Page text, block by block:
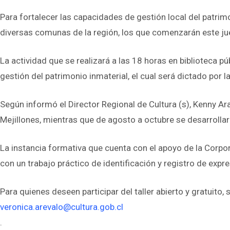
Para fortalecer las capacidades de gestión local del
diversas comunas de la región, los que comenzarán este
La actividad que se realizará a las 18 horas en biblioteca
gestión del patrimonio inmaterial, el cual será dictado por
Según informó el Director Regional de Cultura (s), Kenny
Mejillones, mientras que de agosto a octubre se
La instancia formativa que cuenta con el apoyo de la
con un trabajo práctico de identificación y registro de
Para quienes deseen participar del taller abierto y
veronica.arevalo@cultura.gob.cl
.